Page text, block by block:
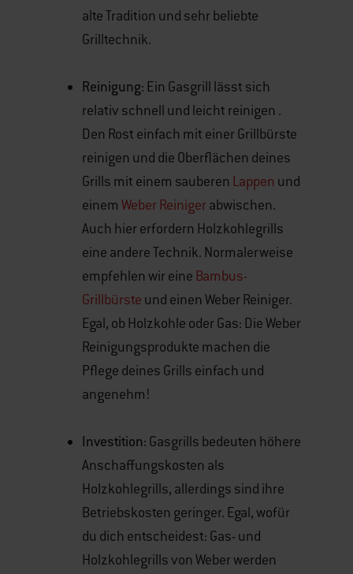
alte Tradition und sehr beliebte
Grilltechnik.
Reinigung: Ein Gasgrill lässt sich
relativ schnell und leicht reinigen .
Den Rost einfach mit einer Grillbürste
reinigen und die Oberflächen deines
Grills mit einem sauberen Lappen und
einem Weber Reinigerabwischen.
Auch hier erfordern Holzkohlegrills
eine andere Technik. Normalerweise
empfehlen wir eine Bambus-
Grillbürste und einen Weber Reiniger.
Egal, ob Holzkohle oder Gas: Die Weber
Reinigungsprodukte machen die
Pflege deines Grills einfach und
angenehm!
Investition: Gasgrills bedeuten höhere
Anschaffungskosten als
Holzkohlegrills, allerdings sind ihre
Betriebskosten geringer. Egal, wofür
du dich entscheidest: Gas- und
Holzkohlegrills von Weber werden